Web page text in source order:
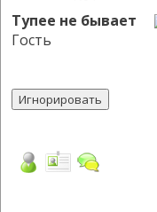
Тупее не бывает
Гость